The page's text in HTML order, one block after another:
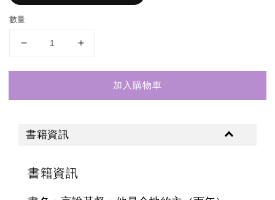
數量
加入購物車
書籍資訊
書籍資訊